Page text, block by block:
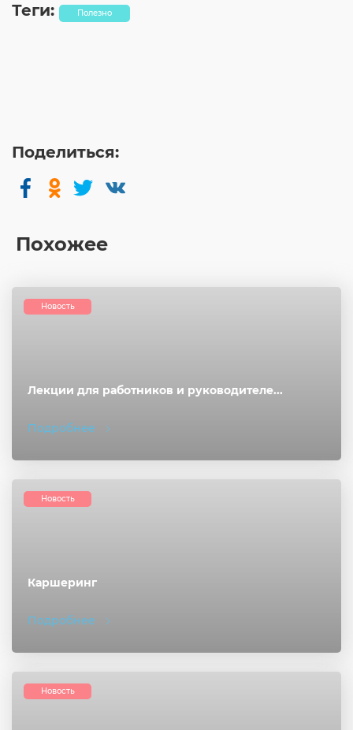
Теги: Полезно
Поделиться:
Похожее
Лекции для работников и руководителе...
Подробнее
Новость
Каршеринг
Подробнее
Новость
Новость